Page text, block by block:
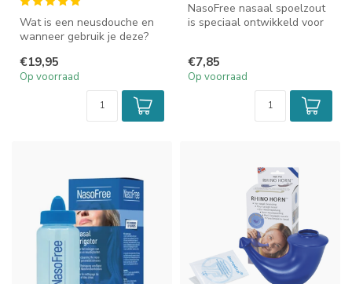
Wat is een neusdouche en
wanneer gebruik je deze?
een ...
€19,95
Op voorraad
NasoFree nasaal spoelzout
is speciaal ontwikkeld voor
€7,85
Op voorraad